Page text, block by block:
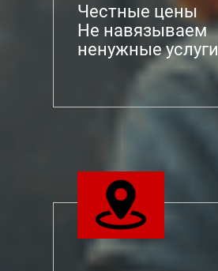
Честные цены
Не навязываем
ненужные услуги